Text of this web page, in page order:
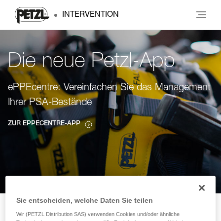
INTERVENTION
Die neue Petzl-App
ePPEcentre: Vereinfachen Sie das Management
Ihrer PSA-Bestände
ZUR EPPECENTRE-APP
Sie entscheiden, welche Daten Sie teilen
Wir (PETZL Distribution SAS) verwenden Cookies und/oder ähnliche